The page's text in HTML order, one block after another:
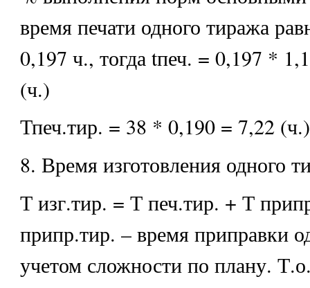
время печати одного тиража
0,197 ч., тогда tпеч. = 0,197 *
(ч.)
Тпеч.тир. = 38 * 0,190 = 7,22 (ч.)
8. Время изготовления одного
Т изг.тир. = Т печ.тир. + Т
припр.тир. – время приправки
учетом сложности по плану.